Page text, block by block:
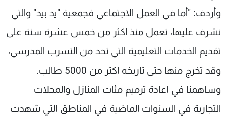
وأردف: "أما في العمل الاجتماعي فجمعية "يد بيد" والتي
نشرف عليها، تعمل منذ اكثر من خمس عشرة سنة على
تقديم الخدمات التعليمية التي تحد من التسرب المدرسي،
وقد تخرج منها حتى تاريخه اكثر من 5000 طالب.
وساهمنا في اعادة ترميم مئات المنازل والمحلات
التجارية في السنوات الماضية في المناطق التي شهدت